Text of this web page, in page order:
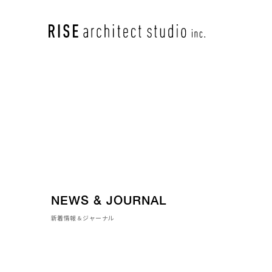
NEWS & JOURNAL
新着情報＆ジャーナル